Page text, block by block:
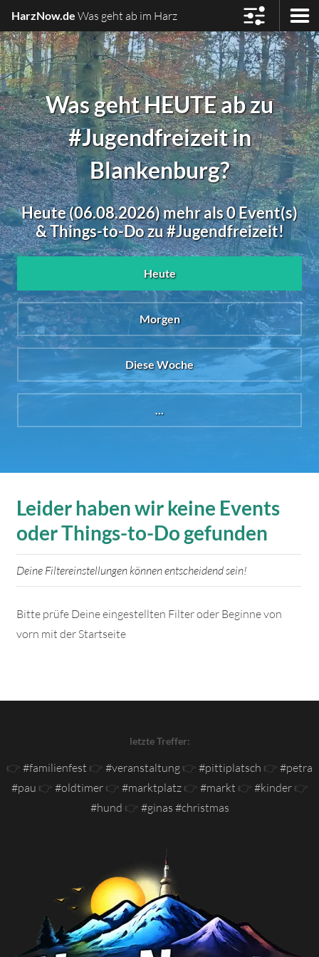
HarzNow.de Was geht ab im Harz
Was geht HEUTE ab zu
#Jugendfreizeit in
Blankenburg?
Heute (06.08.2026) mehr als 0 Event(s)
& Things-to-Do zu #Jugendfreizeit!
Heute
Morgen
Diese Woche
Leider haben wir keine Events
oder Things-to-Do gefunden
Deine Filtereinstellungen können entscheidend sein!
Bitte prüfe Deine eingestellten Filter oder Beginne von
vorn mit der Startseite
letzte Treffer:
👉 #familienfest 👉 #veranstaltung 👉 #pittiplatsch 👉 #petra
#pau 👉 #oldtimer👉 #marktplatz👉 #markt 👉 #kinder👉
#hund 👉 #ginas #christmas